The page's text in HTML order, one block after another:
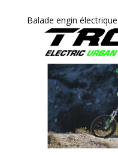
Balade engin électrique